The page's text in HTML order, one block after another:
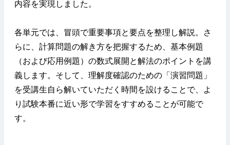
内容を実現しました。
各単元では、冒頭で重要事項と要点を整理し解説。さ
らに、計算問題の解き方を把握するため、基本例題
（および応用例題）の数式展開と解法のポイントを講
義します。そして、理解度確認のための「演習問題」
を受講生自ら解いていただく時間を設けることで、よ
り試験本番に近い形で学習をすすめることが可能で
す。